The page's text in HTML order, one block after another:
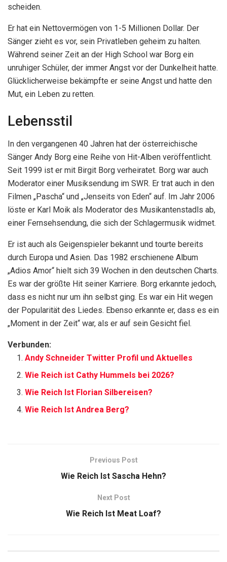
scheiden.
Er hat ein Nettovermögen von 1-5 Millionen Dollar. Der
Sänger zieht es vor, sein Privatleben geheim zu halten.
Während seiner Zeit an der High School war Borg ein
unruhiger Schüler, der immer Angst vor der Dunkelheit hatte.
Glücklicherweise bekämpfte er seine Angst und hatte den
Mut, ein Leben zu retten.
Lebensstil
In den vergangenen 40 Jahren hat der österreichische
Sänger Andy Borg eine Reihe von Hit-Alben veröffentlicht.
Seit 1999 ist er mit Birgit Borg verheiratet. Borg war auch
Moderator einer Musiksendung im SWR. Er trat auch in den
Filmen „Pascha“ und „Jenseits von Eden“ auf. Im Jahr 2006
löste er Karl Moik als Moderator des Musikantenstadls ab,
einer Fernsehsendung, die sich der Schlagermusik widmet.
Er ist auch als Geigenspieler bekannt und tourte bereits
durch Europa und Asien. Das 1982 erschienene Album
„Adios Amor“ hielt sich 39 Wochen in den deutschen Charts.
Es war der größte Hit seiner Karriere. Borg erkannte jedoch,
dass es nicht nur um ihn selbst ging. Es war ein Hit wegen
der Popularität des Liedes. Ebenso erkannte er, dass es ein
„Moment in der Zeit“ war, als er auf sein Gesicht fiel.
Verbunden:
Andy Schneider Twitter Profil und Aktuelles
Wie Reich ist Cathy Hummels bei 2026?
Wie Reich Ist Florian Silbereisen?
Wie Reich Ist Andrea Berg?
Previous Post
Wie Reich Ist Sascha Hehn?
Next Post
Wie Reich Ist Meat Loaf?